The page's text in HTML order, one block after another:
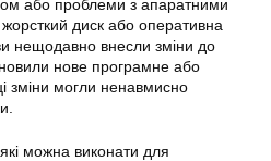
або проблеми з апаратними
диск або оперативна
нещодавно внесли зміни до
нове програмне або
зміни могли ненавмисно
можна виконати для